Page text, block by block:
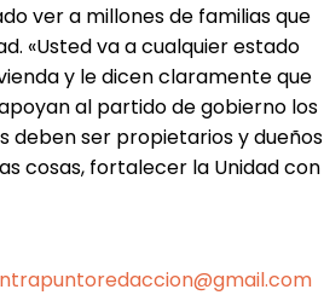
ver a millones de familias que
«Usted va a cualquier estado
y le dicen claramente que
al partido de gobierno los
deben ser propietarios y dueños
cosas, fortalecer la Unidad con